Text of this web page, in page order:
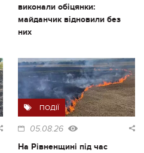
виконали обіцянки:
майданчик відновили без
них
ПОДІЇ
05.08.26
На Рівненщині під час